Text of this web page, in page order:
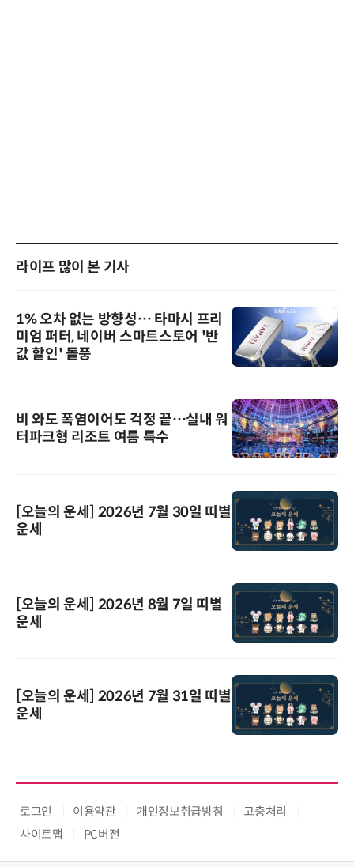
라이프 많이 본 기사
1% 오차 없는 방향성… 타마시 프리
미엄 퍼터, 네이버 스마트스토어 '반
값 할인' 돌풍
비 와도 폭염이어도 걱정 끝…실내 워
터파크형 리조트 여름 특수
[오늘의 운세] 2026년 7월 30일 띠별
운세
[오늘의 운세] 2026년 8월 7일 띠별
운세
[오늘의 운세] 2026년 7월 31일 띠별
운세
로그인 이용약관 개인정보취급방침
고충처리
사이트맵
PC버전